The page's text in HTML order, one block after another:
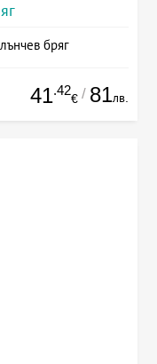
бряг
41.42
€ / 81лв.